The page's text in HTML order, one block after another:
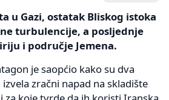
u Gazi, ostatak Bliskog istoka
turbulencije, a posljednje
i područje Jemena.
je saopćio kako su dva
zračni napad na skladište